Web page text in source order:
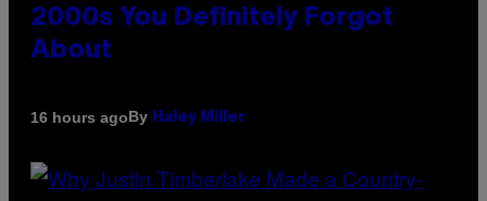
2000s You Definitely Forgot
About
16 hours agoBy Haley Miller